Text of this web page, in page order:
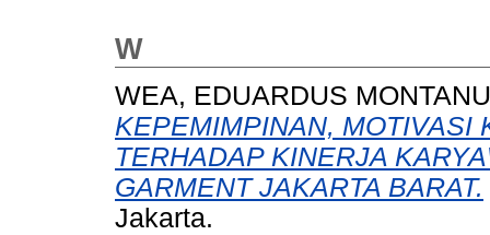
W
WEA, EDUARDUS
KEPEMIMPINAN, MOTIVASI
TERHADAP KINERJA
GARMENT JAKARTA BARAT.
Jakarta.